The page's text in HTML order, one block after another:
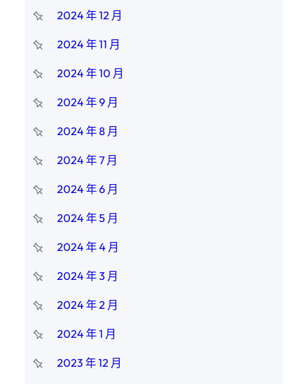
2024 年 12 月
2024 年 11 月
2024 年 10 月
2024 年 9 月
2024 年 8 月
2024 年 7 月
2024 年 6 月
2024 年 5 月
2024 年 4 月
2024 年 3 月
2024 年 2 月
2024 年 1 月
2023 年 12 月